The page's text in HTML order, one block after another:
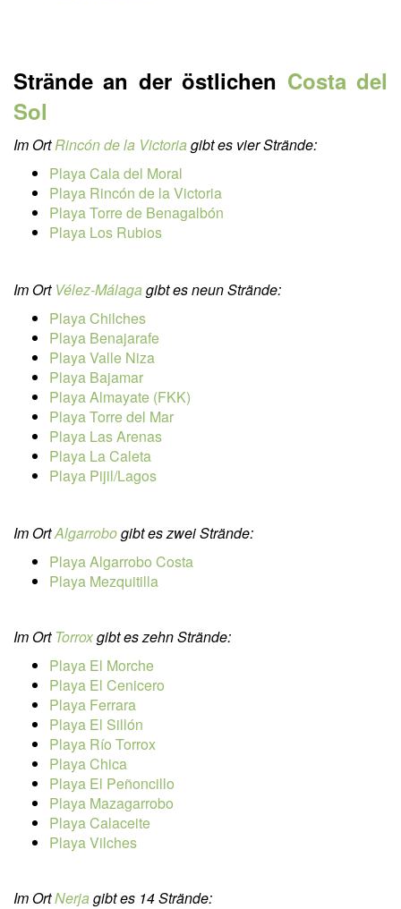
Strände an der östlichen Costa del
Sol
Im OrtRincón de la Victoriagibt es vier Strände:
Playa Cala del Moral
Playa Rincón de la Victoria
Playa Torre de Benagalbón
Playa Los Rubios
Im Ort Vélez-Málagagibt es neun Strände:
Playa Chilches
Playa Benajarafe
Playa Valle Niza
Playa Bajamar
Playa Almayate (FKK)
Playa Torre del Mar
Playa Las Arenas
Playa La Caleta
Playa Pijil/Lagos
Im OrtAlgarrobogibt es zwei Strände:
Playa Algarrobo Costa
Playa Mezquitilla
Im Ort Torroxgibt es zehn Strände:
Playa El Morche
Playa El Cenicero
Playa Ferrara
Playa El Sillón
Playa Río Torrox
Playa Chica
Playa El Peñoncillo
Playa Mazagarrobo
Playa Calaceite
Playa Vilches
Im OrtNerjagibt es 14 Strände: